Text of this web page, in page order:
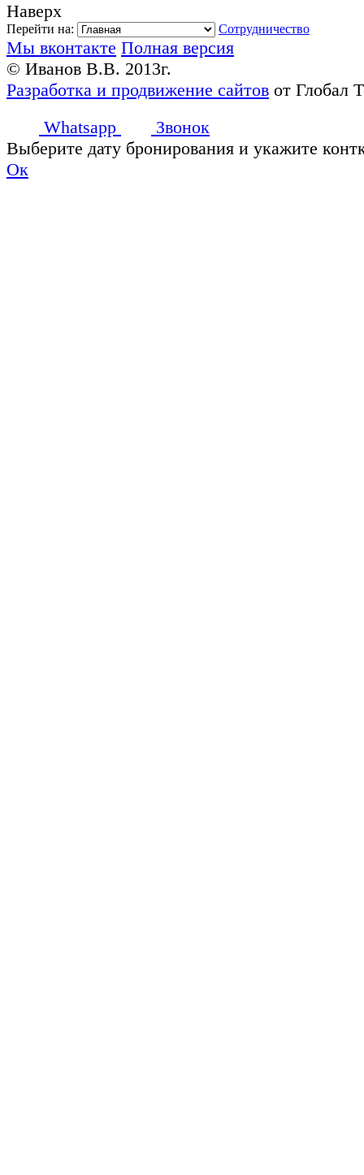
Наверх
Перейти на: Сотрудничество
Мы вконтакте Полная версия
© Иванов В.В. 2013г.
Разработка и продвижение сайтов от Глобал
Whatsapp
Звонок
Выберите дату бронирования и укажите
Ок